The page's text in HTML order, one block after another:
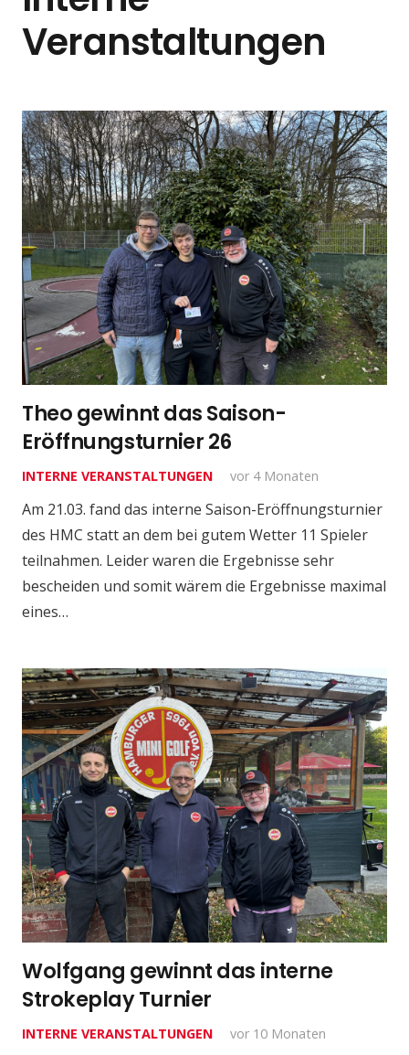
Veranstaltungen
Theo gewinnt das Saison-
Eröffnungsturnier 26
INTERNE VERANSTALTUNGEN vor 4 Monaten
Am 21.03. fand das interne Saison-Eröffnungsturnier
des HMC statt an dem bei gutem Wetter 11 Spieler
teilnahmen. Leider waren die Ergebnisse sehr
bescheiden und somit wärem die Ergebnisse maximal
eines…
Wolfgang gewinnt das interne
Strokeplay Turnier
INTERNE VERANSTALTUNGEN vor 10 Monaten